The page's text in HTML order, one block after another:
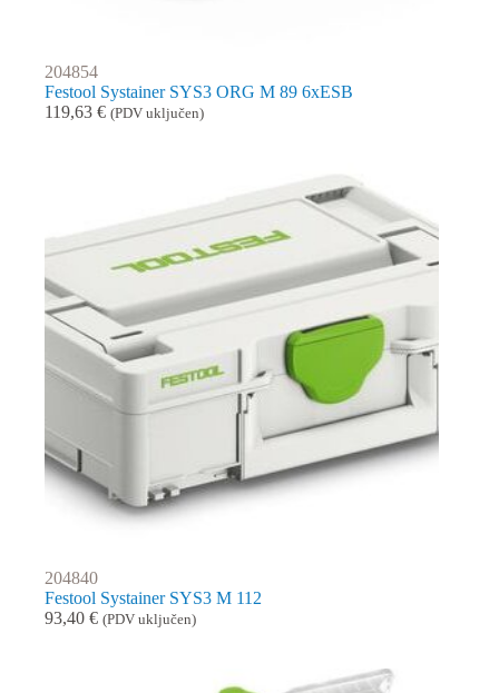
204854
Festool Systainer SYS3 ORG M 89 6xESB
119,63 € (PDV uključen)
204840
Festool Systainer SYS3 M 112
93,40 € (PDV uključen)